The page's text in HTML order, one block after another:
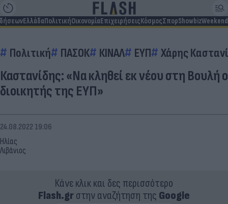
ΕλλάδαΠολιτικήΟικονομίαΕπιχειρήσειςΚόσμοςΣπορShowbizWeekend
Πολιτική ΠΑΣΟΚ ΚΙΝΑΛ ΕΥΠ Χάρης
Καστανίδης: «Να κληθεί εκ νέου στη Βουλή ο
διοικητής της ΕΥΠ»
Ηλίας
Λιβάνιος
24.08.2022 19:06
Κάνε κλικ και δες περισσότερο
Flash.grστην αναζήτηση της Google